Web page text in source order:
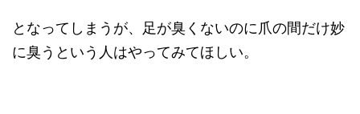
となってしまうが、足が臭くないのに爪の間だけ妙
に臭うという人はやってみてほしい。